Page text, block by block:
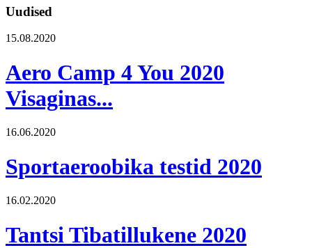
Uudised
15.08.2020
Aero Camp 4 You 2020
Visaginas...
16.06.2020
Sportaeroobika testid 2020
16.02.2020
Tantsi Tibatillukene 2020